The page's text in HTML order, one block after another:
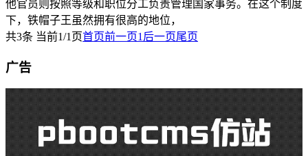
他官员则按照等级和职位分工负责管理国家事务。在这个制度
下，铁帽子王虽然拥有很高的地位，
共3条 当前1/1页首页前一页1 后一页尾页
广告